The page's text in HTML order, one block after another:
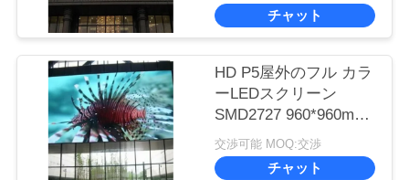
ポ
チャット
HD P5屋外のフル カラ
ーLEDスクリーン
SMD2727 960*960mm
の標準のキャビネット
サイズ
交渉可能 MOQ:交渉
チャット